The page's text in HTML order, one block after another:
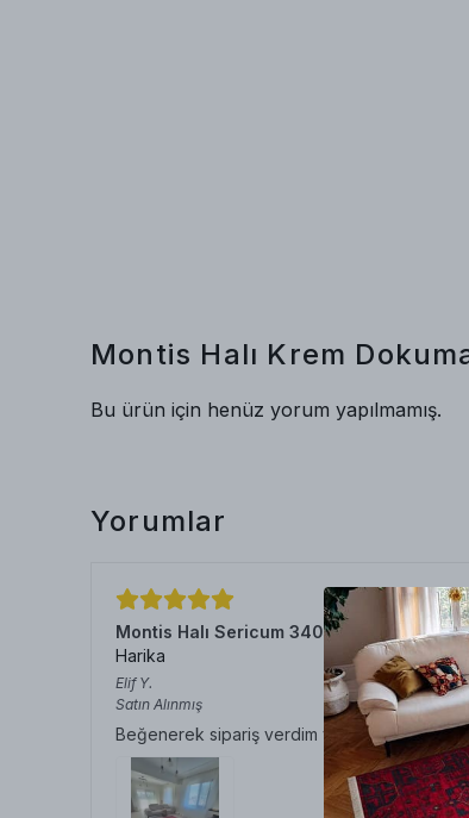
Montis Halı Krem
Bu ürün için henüz yorum yapılmamış.
Yorumlar
Montis Halı Sericum 34032 Bordo Parlak
Harika
Elif Y.
Satın Alınmış
Beğenerek sipariş verdim ve teslim alınca